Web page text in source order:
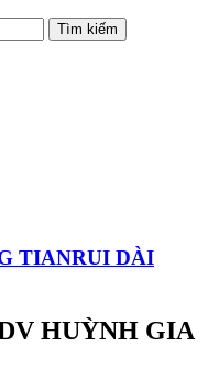
TIANRUI DÀI
HUỲNH GIA